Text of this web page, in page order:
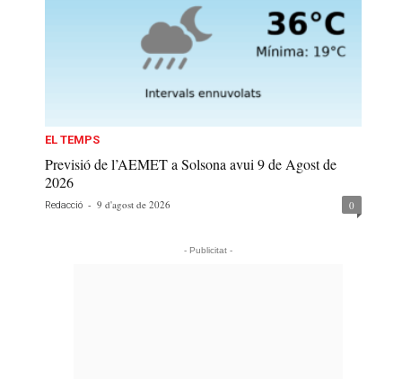
EL TEMPS
Previsió de l’AEMET a Solsona avui 9 de Agost de
2026
Redacció - 9 d'agost de 2026 0
- Publicitat -